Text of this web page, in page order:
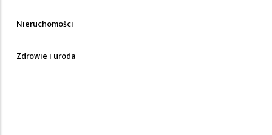
Nieruchomości
Zdrowie i uroda